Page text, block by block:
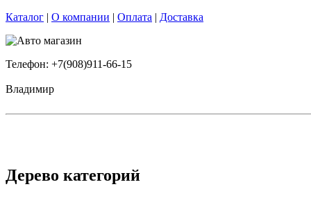
Каталог | О компании | Оплата | Доставка
Телефон: +7(908)911-66-15
Владимир
Дерево категорий